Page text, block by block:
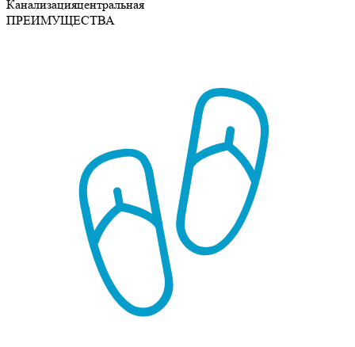
Канализацияцентральная
ПРЕИМУЩЕСТВА